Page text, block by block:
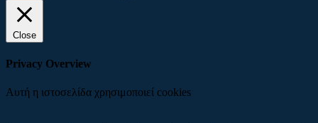
Close
Privacy Overview
Αυτή η ιστοσελίδα χρησιμοποιεί cookies